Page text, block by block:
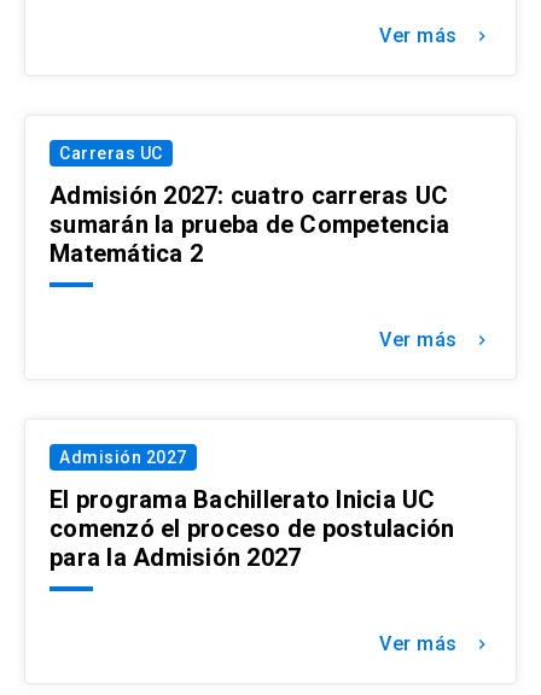
Ver más keyboard_arrow_right
Carreras UC
Admisión 2027: cuatro carreras UC
sumarán la prueba de Competencia
Matemática 2
Ver más keyboard_arrow_right
Admisión 2027
El programa Bachillerato Inicia UC
comenzó el proceso de postulación
para la Admisión 2027
Ver más keyboard_arrow_right